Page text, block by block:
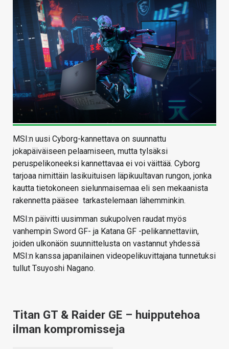
MSI:n uusi Cyborg-kannettava on suunnattu
jokapäiväiseen pelaamiseen, mutta tylsäksi
peruspelikoneeksi kannettavaa ei voi väittää. Cyborg
tarjoaa nimittäin lasikuituisen läpikuultavan rungon, jonka
kautta tietokoneen sielunmaisemaa eli sen mekaanista
rakennetta pääsee tarkastelemaan lähemminkin.
MSI:n päivitti uusimman sukupolven raudat myös
vanhempin Sword GF- ja Katana GF -pelikannettaviin,
joiden ulkonäön suunnittelusta on vastannut yhdessä
MSI:n kanssa japanilainen videopelikuvittajana tunnetuksi
tullut Tsuyoshi Nagano.
Titan GT & Raider GE – huipputehoa
ilman kompromisseja